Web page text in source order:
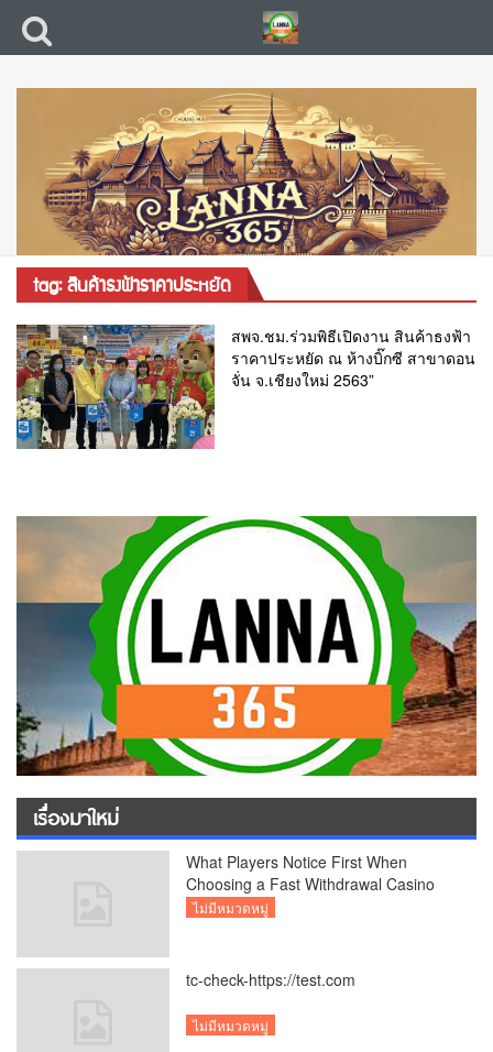
tag: สินค้าธงฟ้าราคาประหยัด
สพจ.ชม.ร่วมพิธีเปิดงาน สินค้าธงฟ้า
ราคาประหยัด ณ ห้างบิ๊กซี สาขาดอน
จั่น จ.เชียงใหม่ 2563”
เรื่องมาใหม่
What Players Notice First When
Choosing a Fast Withdrawal Casino
UK
ไม่มีหมวดหมู่
tc-check-https://test.com
ไม่มีหมวดหมู่